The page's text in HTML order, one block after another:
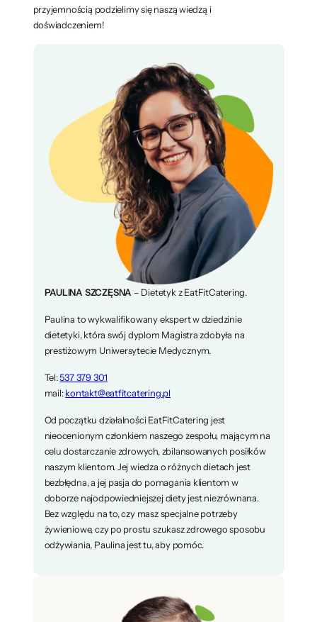
przyjemnością podzielimy się naszą wiedzą i
doświadczeniem!
PAULINA SZCZĘSNA – Dietetyk z EatFitCatering.
Paulina to wykwalifikowany ekspert w dziedzinie
dietetyki, która swój dyplom Magistra zdobyła na
prestiżowym Uniwersytecie Medycznym.
Tel:537 379 301
mail:kontakt@eatfitcatering.pl
Od początku działalności EatFitCatering jest
nieocenionym członkiem naszego zespołu, mającym na
celu dostarczanie zdrowych, zbilansowanych posiłków
naszym klientom. Jej wiedza o różnych dietach jest
bezbłędna, a jej pasja do pomagania klientom w
doborze najodpowiedniejszej diety jest niezrównana.
Bez względu na to, czy masz specjalne potrzeby
żywieniowe, czy po prostu szukasz zdrowego sposobu
odżywiania, Paulina jest tu, aby pomóc.